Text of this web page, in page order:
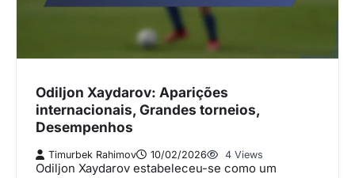
Odiljon Xaydarov: Aparições
internacionais, Grandes torneios,
Desempenhos
Timurbek Rahimov 10/02/2026 4 Views
Odiljon Xaydarov estabeleceu-se como um